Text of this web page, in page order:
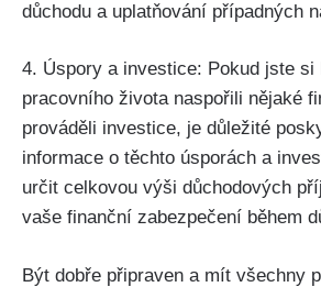
důchodu a uplatňování případných
4. Úspory a investice: Pokud jste si
pracovního života naspořili nějaké
prováděli investice, je důležité
informace o těchto úsporách a
určit celkovou výši důchodových
vaše finanční zabezpečení během
Být dobře připraven a mít všechny